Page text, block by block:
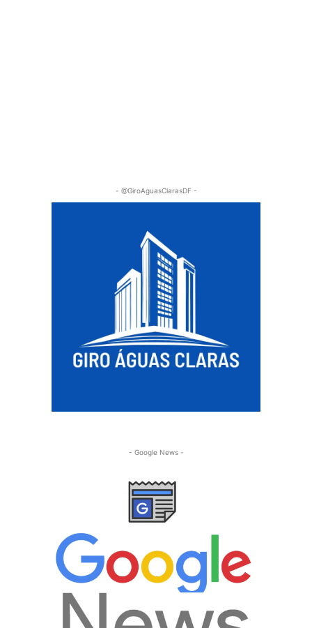
- @GiroAguasClarasDF -
- Google News -